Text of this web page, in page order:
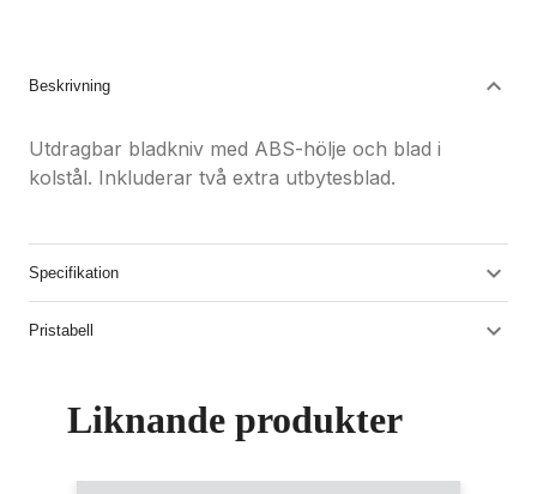
Beskrivning
Utdragbar bladkniv med ABS-hölje och blad i
kolstål. Inkluderar två extra utbytesblad.
Specifikation
Pristabell
Liknande produkter